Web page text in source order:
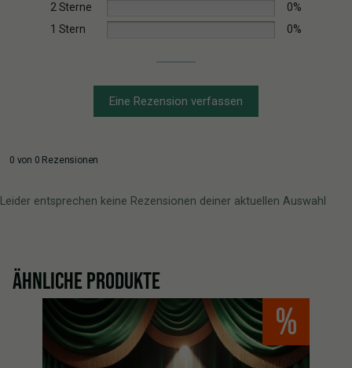
2 Sterne
0%
1 Stern
0%
Eine Rezension verfassen
0 von 0 Rezensionen
Leider entsprechen keine Rezensionen deiner aktuellen Auswahl
ÄHNLICHE PRODUKTE
%